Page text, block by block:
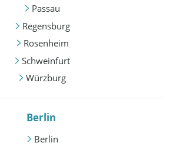
Passau
Regensburg
Rosenheim
Schweinfurt
Würzburg
Berlin
Berlin